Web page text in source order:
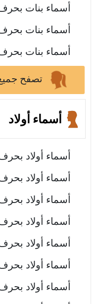
أسماء بنات
أسماء بنات
أسماء بنات
تصفح
أسماء أولاد
أسماء أولاد
أسماء أولاد
أسماء أولاد
أسماء أولاد
أسماء أولاد
أسماء أولاد
أسماء أولاد